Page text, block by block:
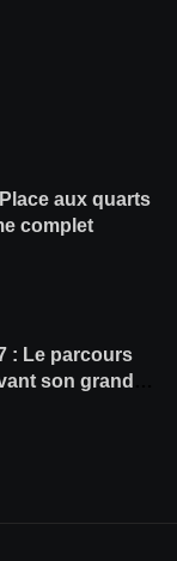
aux quarts
complet
: Le parcours
son grand